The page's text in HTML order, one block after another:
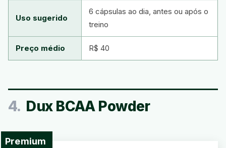
Uso sugerido
6 cápsulas ao dia, antes ou após o
treino
Preço médio R$ 40
4. Dux BCAA Powder
Premium